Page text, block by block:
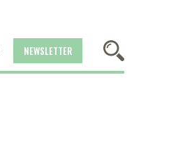
NEWSLETTER